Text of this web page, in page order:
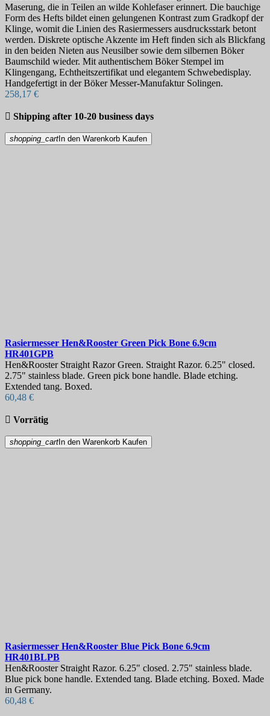
Maserung, die in Teilen an wilde Kohlefaser erinnert. Die bauchige
Form des Hefts bildet einen gelungenen Kontrast zum Gradkopf der
Klinge, womit die Linien des Rasiermessers ausdrucksstark betont
werden. Diskrete optische Akzente im Heft finden sich als Blickfang
in den beiden Nieten aus Neusilber sowie dem silbernen Böker
Baumschild wieder. Mit authentischem Böker Stempel im
Klingengang, Echtheitszertifikat und elegantem Schwebedisplay.
Handgefertigt in der Böker Messer-Manufaktur Solingen.
258,17 €
 Shipping after 10-20 business days
shopping_cart In den Warenkorb Kaufen
Rasiermesser Hen&Rooster Green Pick Bone 6.9cm
HR401GPB
Hen&Rooster Straight Razor Green. Straight Razor. 6.25" closed.
2.75" stainless blade. Green pick bone handle. Blade etching.
Extended tang. Boxed.
60,48 €
 Vorrätig
shopping_cart In den Warenkorb Kaufen
Rasiermesser Hen&Rooster Blue Pick Bone 6.9cm
HR401BLPB
Hen&Rooster Straight Razor. 6.25" closed. 2.75" stainless blade.
Blue pick bone handle. Extended tang. Blade etching. Boxed. Made
in Germany.
60,48 €